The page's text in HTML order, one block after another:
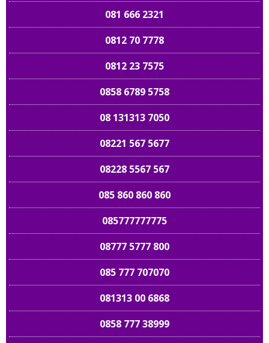
081 666 2321
0812 70 7778
0812 23 7575
0858 6789 5758
08 131313 7050
08221 567 5677
08228 5567 567
085 860 860 860
085777777775
08777 5777 800
085 777 707070
081313 00 6868
0858 777 38999